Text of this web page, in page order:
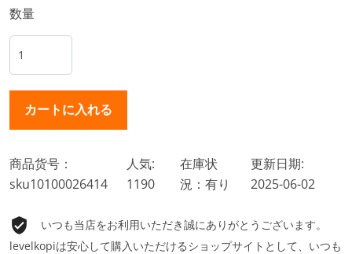
数量
商品货号：
sku10100026414
人気:
1190
在庫状
況：有り
更新日期:
2025-06-02
いつも当店をお利用いただき誠にありがとうございます。
levelkopiは安心して購入いただけるショップサイトとして、いつも